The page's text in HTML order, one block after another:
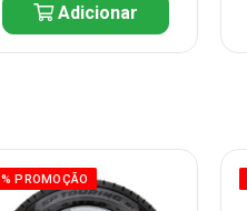
Adicionar
% PROMOÇÃO